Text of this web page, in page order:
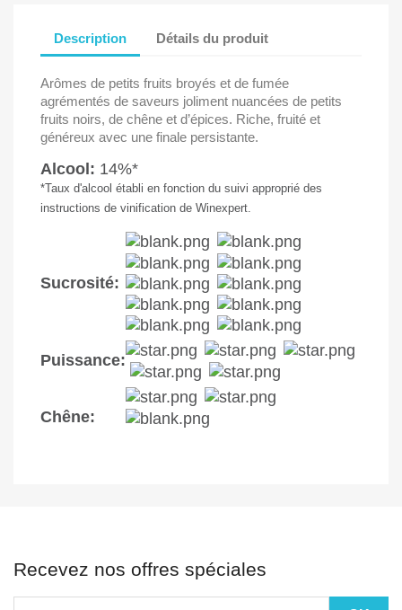
Description Détails du produit
Arômes de petits fruits broyés et de fumée
agrémentés de saveurs joliment nuancées de petits
fruits noirs, de chêne et d’épices. Riche, fruité et
généreux avec une finale persistante.
Alcool: 14%*
*Taux d'alcool établi en fonction du suivi approprié des
instructions de vinification de Winexpert.
Sucrosité:
Puissance:
Chêne:
Recevez nos offres spéciales